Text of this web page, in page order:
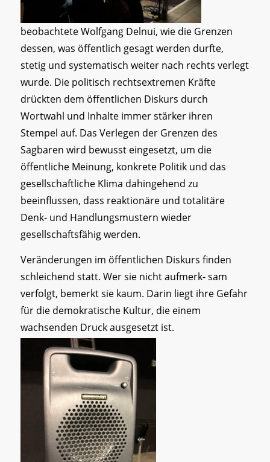
beobachtete Wolfgang Delnui, wie die Grenzen
dessen, was öffentlich gesagt werden durfte,
stetig und systematisch weiter nach rechts verlegt
wurde. Die politisch rechtsextremen Kräfte
drückten dem öffentlichen Diskurs durch
Wortwahl und Inhalte immer stärker ihren
Stempel auf. Das Verlegen der Grenzen des
Sagbaren wird bewusst eingesetzt, um die
öffentliche Meinung, konkrete Politik und das
gesellschaftliche Klima dahingehend zu
beeinflussen, dass reaktionäre und totalitäre
Denk- und Handlungsmustern wieder
gesellschaftsfähig werden.
Veränderungen im öffentlichen Diskurs finden
schleichend statt. Wer sie nicht aufmerk- sam
verfolgt, bemerkt sie kaum. Darin liegt ihre Gefahr
für die demokratische Kultur, die einem
wachsenden Druck ausgesetzt ist.